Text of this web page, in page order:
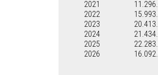
2021
2022
2023
2024
2025
2026